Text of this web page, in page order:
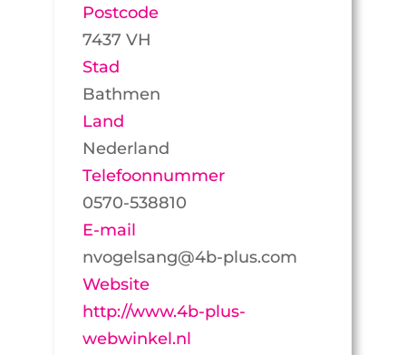
Postcode
7437 VH
Stad
Bathmen
Land
Nederland
Telefoonnummer
0570-538810
E-mail
nvogelsang@4b-plus.com
Website
http://www.4b-plus-
webwinkel.nl